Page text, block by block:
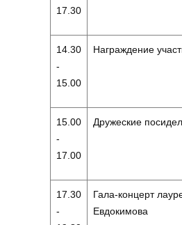
17.30
14.30
-
15.00
Награждение
15.00
-
17.00
Дружеские
17.30
-
Гала-концерт
Евдокимова